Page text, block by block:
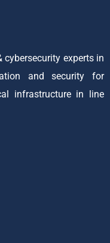
experts in
and security for
infrastructure in line